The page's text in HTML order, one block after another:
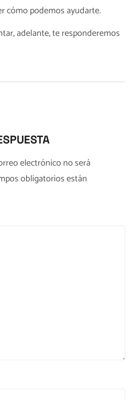
cómo podemos ayudarte.
adelante, te responderemos
electrónico no será
obligatorios están